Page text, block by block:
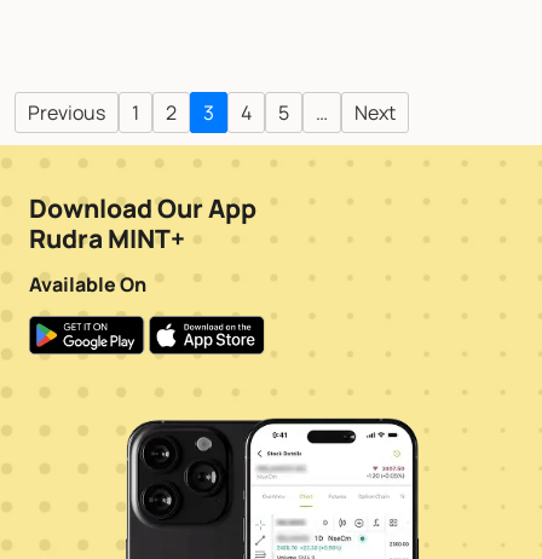
Previous 1 2 3 4 5 … Next
Download Our App
Rudra MINT+
Available On